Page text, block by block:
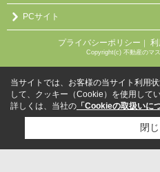
PCサイト
プライバシーポリシー ｜ 利
Copyright(c) 不動産のマ
当サイトでは、お客様の当サイト利用
して、クッキー（Cookie）を使用してい
詳しくは、当社の 「Cookieの取扱いに
閉